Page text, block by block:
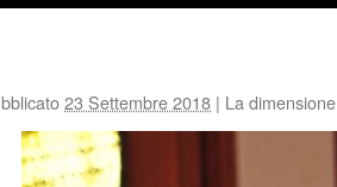
23 Settembre 2018 | La